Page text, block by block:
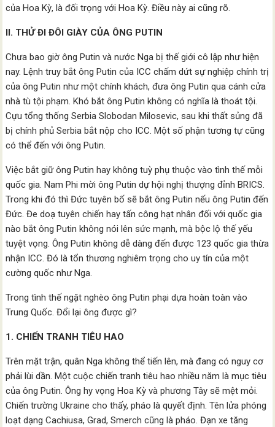
của Hoa Kỳ, là đối trọng với Hoa Kỳ. Điều này ai cũng rõ.
II. THỬ ĐI ĐÔI GIÀY CỦA ÔNG PUTIN
Chưa bao giờ ông Putin và nước Nga bị thế giới cô lập như hiện
nay. Lệnh truy bắt ông Putin của ICC chấm dứt sự nghiệp chính trị
của ông Putin như một chính khách, đưa ông Putin qua cánh cửa
nhà tù tội phạm. Khó bắt ông Putin không có nghĩa là thoát tội.
Cựu tổng thống Serbia Slobodan Milosevic, sau khi thất sủng đã
bị chính phủ Serbia bắt nộp cho ICC. Một số phận tương tự cũng
có thể đến với ông Putin.
Việc bắt giữ ông Putin hay không tuỳ phụ thuộc vào tình thế mỗi
quốc gia. Nam Phi mời ông Putin dự hội nghị thượng đỉnh BRICS.
Trong khi đó thì Đức tuyên bố sẽ bắt ông Putin nếu ông Putin đến
Đức. Đe doạ tuyên chiến hay tấn công hạt nhân đối với quốc gia
nào bắt ông Putin không nói lên sức mạnh, mà bộc lộ thế yếu
tuyệt vọng. Ông Putin không dễ dàng đến được 123 quốc gia thừa
nhận ICC. Đó là tổn thương nghiêm trọng cho uy tín của một
cường quốc như Nga.
Trong tình thế ngặt nghèo ông Putin phại dựa hoàn toàn vào
Trung Quốc. Đổi lại ông được gì?
1. CHIẾN TRANH TIÊU HAO
Trên mặt trận, quân Nga không thể tiến lên, mà đang có nguy cơ
phải lùi dần. Một cuộc chiến tranh tiêu hao nhiều năm là mục tiêu
của ông Putin. Ông hy vọng Hoa Kỳ và phương Tây sẽ mệt mỏi.
Chiến trường Ukraine cho thấy, pháo là quyết định. Tên lửa phóng
loạt dạng Cachiusa, Grad, Smerch cũng là pháo. Đạn xe tăng